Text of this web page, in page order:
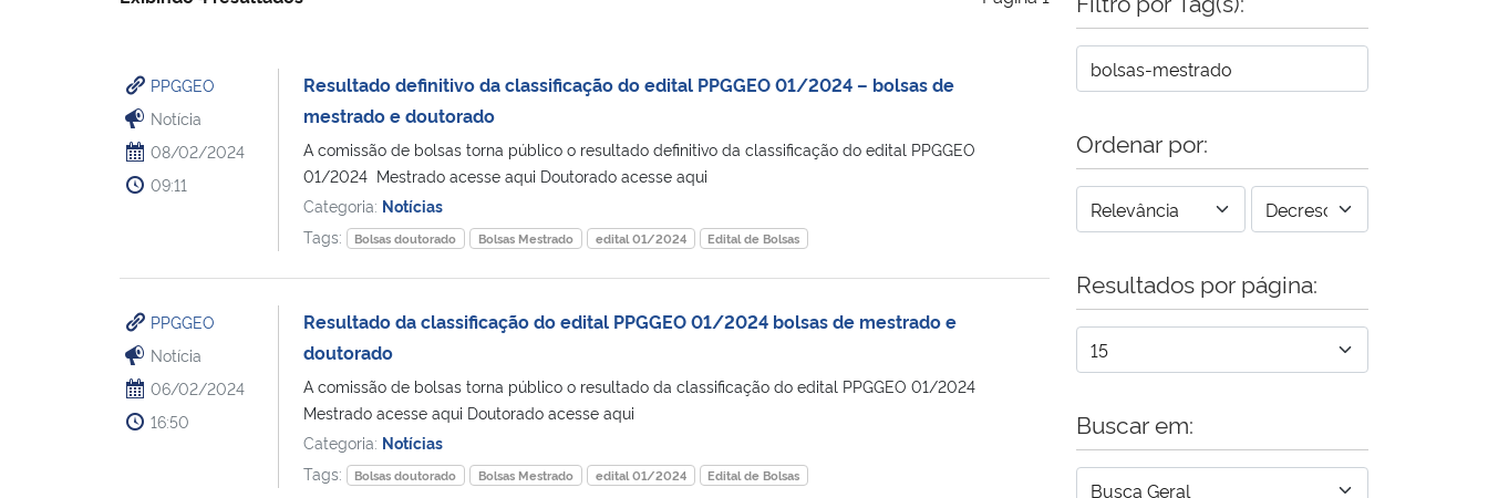
PPGGEO
Notícia
08/02/2024
09:11
Resultado definitivo da classificação do edital PPGGEO 01/2024 – bolsas de
mestrado e doutorado
A comissão de bolsas torna público o resultado definitivo da classificação do edital PPGGEO
01/2024 Mestrado acesse aqui Doutorado acesse aqui
Categoria: Notícias
Tags:
Bolsas doutorado Bolsas Mestrado edital 01/2024 Edital de Bolsas
PPGGEO
Notícia
06/02/2024
16:50
Resultado da classificação do edital PPGGEO 01/2024 bolsas de mestrado e
doutorado
A comissão de bolsas torna público o resultado da classificação do edital PPGGEO 01/2024
Mestrado acesse aqui Doutorado acesse aqui
Categoria: Notícias
Tags:
Bolsas doutorado Bolsas Mestrado edital 01/2024 Edital de Bolsas
Ordenar por:
Resultados por página:
Buscar em: